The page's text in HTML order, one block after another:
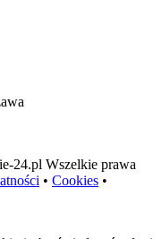
24.pl Wszelkie prawa
• Cookies •